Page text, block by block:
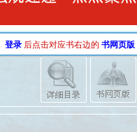
登录 后点击对应书右边的 书网页版